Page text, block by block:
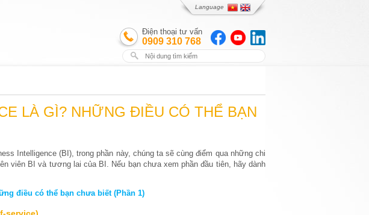
Language
Điện thoại tư vấn
0909 310 768
LÀ GÌ? NHỮNG ĐIỀU CÓ THỂ BẠN
Intelligence (BI), trong phần này, chúng ta sẽ cùng điểm qua những chi
viên BI và tương lai của BI. Nếu bạn chưa xem phần đầu tiên, hãy dành
điều có thể bạn chưa biết (Phần 1)